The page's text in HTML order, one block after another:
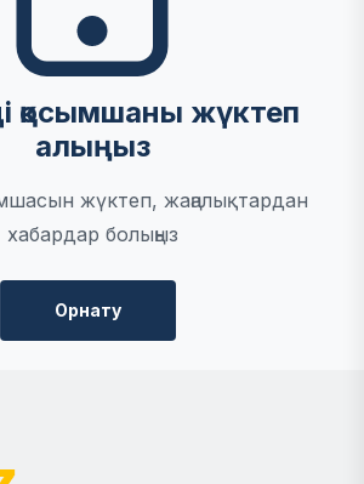
қосымшаны жүктеп
алыңыз
жүктеп, жаңалықтардан
хабардар болыңыз
Орнату